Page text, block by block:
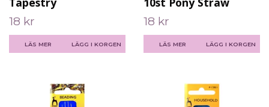
18 kr
LÄS MER LÄGG I KORGEN
18 kr
LÄS MER LÄGG I KORGEN